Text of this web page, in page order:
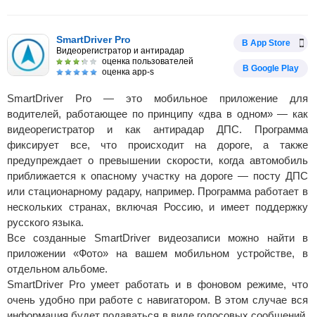
SmartDriver Pro
Видеорегистратор и антирадар
оценка пользователей
оценка app-s
В App Store
В Google Play
SmartDriver Pro — это мобильное приложение для
водителей, работающее по принципу «два в одном» — как
видеорегистратор и как антирадар ДПС. Программа
фиксирует все, что происходит на дороге, а также
предупреждает о превышении скорости, когда автомобиль
приближается к опасному участку на дороге — посту ДПС
или стационарному радару, например. Программа работает в
нескольких странах, включая Россию, и имеет поддержку
русского языка.
Все созданные SmartDriver видеозаписи можно найти в
приложении «Фото» на вашем мобильном устройстве, в
отдельном альбоме.
SmartDriver Pro умеет работать и в фоновом режиме, что
очень удобно при работе с навигатором. В этом случае вся